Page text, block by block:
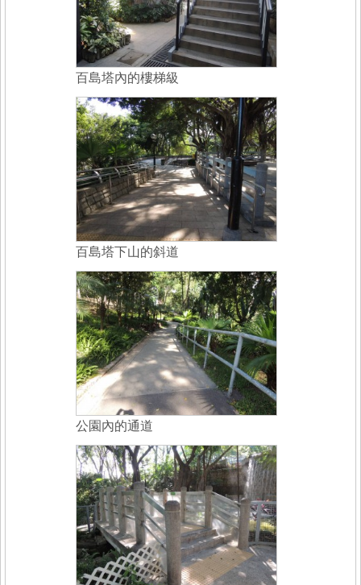
百島塔內的樓梯級
百島塔下山的斜道
公園內的通道